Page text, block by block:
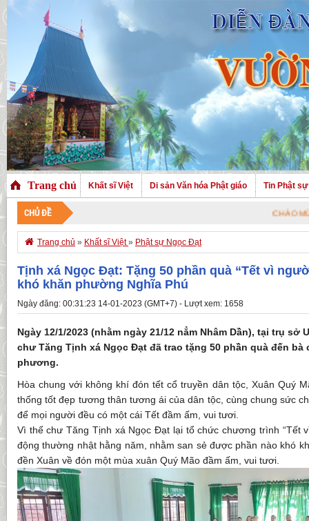
Trang chủ Khất sĩ Việt Di sản Văn hóa Phật giáo Tin Phật sự
CHỦ ĐỀ CHÀO MỪNG QUÝ VỊ ĐÃ
 Trang chủ » Khất sĩ Việt» Phật sự Ngọc Đạt
Tịnh xá Ngọc Đạt: Tặng 50 phần quà “Tết vì
khó khăn phường Nghĩa Phú
Ngày đăng: 00:31:23 14-01-2023 (GMT+7) - Lượt xem: 1658
Ngày 12/1/2023 (nhằm ngày 21/12 nẳm Nhâm Dần), tại trụ sở
chư Tăng Tịnh xá Ngọc Đạt đã trao tặng 50 phần quà đến bà
phương.
Hòa chung với không khí đón tết cổ truyền dân tộc, Xuân Quý
thống tốt đẹp tương thân tương ái của dân tộc, cùng chung sức
để mọi người đều có một cái Tết đầm ấm, vui tươi.
Vì thế chư Tăng Tịnh xá Ngọc Đạt lại tổ chức chương trình “Tết
động thường nhật hằng năm, nhằm san sẻ được phần nào khó
đền Xuân về đón một mùa xuân Quý Mão đầm ấm, vui tươi.